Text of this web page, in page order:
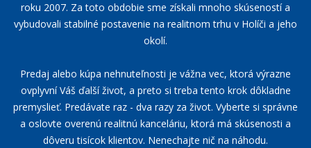
roku 2007. Za toto obdobie sme získali mnoho skúseností a
vybudovali stabilné postavenie na realitnom trhu v Holíči a jeho
okolí.
Predaj alebo kúpa nehnuteľnosti je vážna vec, ktorá výrazne
ovplyvní Váš ďalší život, a preto si treba tento krok dôkladne
premyslieť. Predávate raz - dva razy za život. Vyberte si správne
a oslovte overenú realitnú kanceláriu, ktorá má skúsenosti a
dôveru tisícok klientov. Nenechajte nič na náhodu.